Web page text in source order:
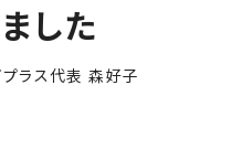
した
プラス代表 森好子